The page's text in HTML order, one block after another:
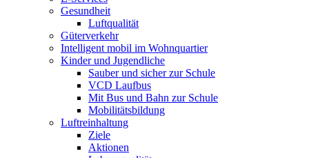
Gesundheit
Luftqualität
Güterverkehr
Intelligent mobil im Wohnquartier
Kinder und Jugendliche
Sauber und sicher zur Schule
VCD Laufbus
Mit Bus und Bahn zur Schule
Mobilitätsbildung
Luftreinhaltung
Ziele
Aktionen